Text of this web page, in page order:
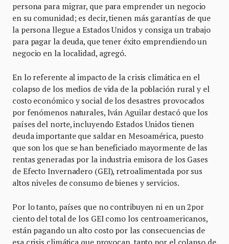
persona para migrar, que para emprender un negocio
en su comunidad; es decir, tienen más garantías de que
la persona llegue a Estados Unidos y consiga un trabajo
para pagar la deuda, que tener éxito emprendiendo un
negocio en la localidad, agregó.
En lo referente al impacto de la crisis climática en el
colapso de los medios de vida de la población rural y el
costo económico y social de los desastres provocados
por fenómenos naturales, Iván Aguilar destacó que los
países del norte, incluyendo Estados Unidos tienen
deuda importante que saldar en Mesoamérica, puesto
que son los que se han beneficiado mayormente de las
rentas generadas por la industria emisora de los Gases
de Efecto Invernadero (GEI), retroalimentada por sus
altos niveles de consumo de bienes y servicios.
Por lo tanto, países que no contribuyen ni en un 2por
ciento del total de los GEI como los centroamericanos,
están pagando un alto costo por las consecuencias de
esa crisis climática que provocan, tanto por el colapso de